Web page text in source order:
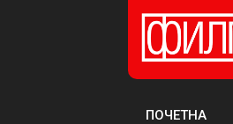
ПОЧЕТНА